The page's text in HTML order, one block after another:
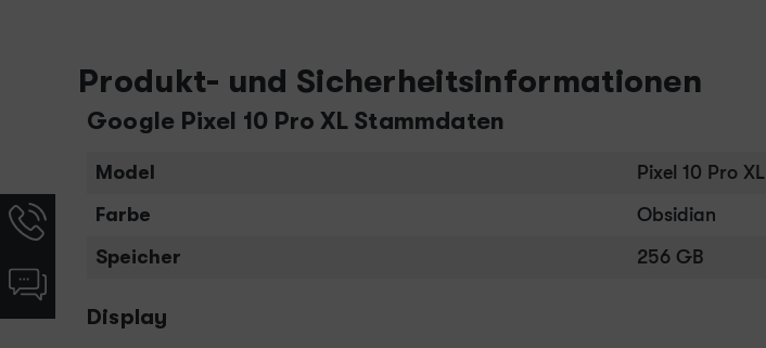
Produkt- und Sicherheitsinformationen
Google Pixel 10 Pro XL Stammdaten
Model
Pixel 10 Pro XL
Farbe
Obsidian
Speicher
256 GB
Display
Hotline-
Informationen
angezeigt
Chat-
Informationen
werden